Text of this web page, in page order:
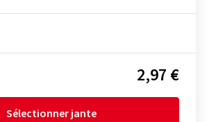
2,97 €
Sélectionner jante